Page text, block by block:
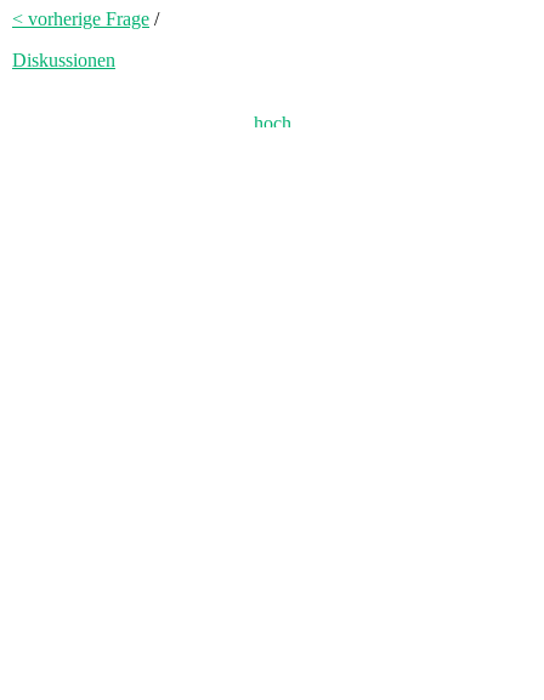
< vorherige Frage /
Diskussionen